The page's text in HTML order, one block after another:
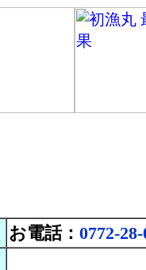
お電話： 0772-